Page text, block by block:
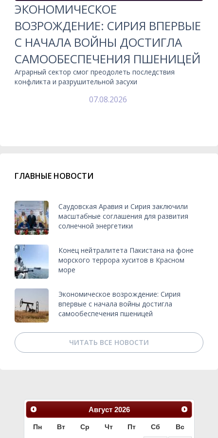
ЭКОНОМИЧЕСКОЕ
ВОЗРОЖДЕНИЕ: СИРИЯ ВПЕРВЫЕ
С НАЧАЛА ВОЙНЫ ДОСТИГЛА
САМООБЕСПЕЧЕНИЯ ПШЕНИЦЕЙ
Аграрный сектор смог преодолеть последствия
конфликта и разрушительной засухи
07.08.2026
ГЛАВНЫЕ НОВОСТИ
Саудовская Аравия и Сирия заключили
масштабные соглашения для развития
солнечной энергетики
Конец нейтралитета Пакистана на фоне
морского террора хуситов в Красном
море
Экономическое возрождение: Сирия
впервые с начала войны достигла
самообеспечения пшеницей
ЧИТАТЬ ВСЕ НОВОСТИ
Август 2026
Пн Вт Ср Чт Пт Сб Вс